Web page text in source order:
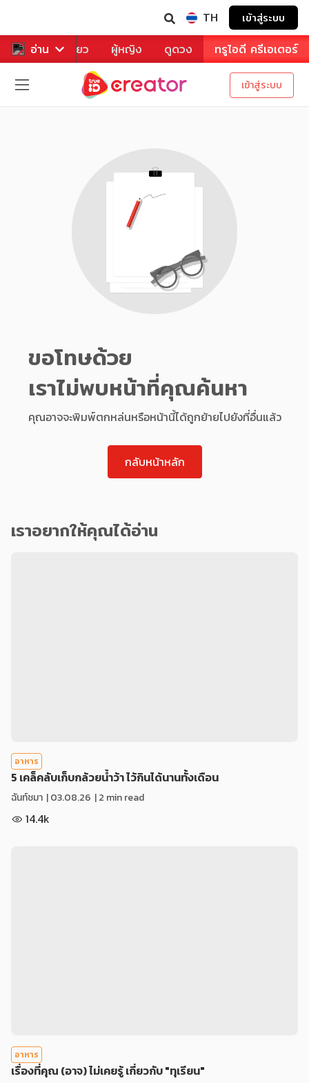
TH เข้าสู่ระบบ
อ่าน
หาร ท่องเที่ยว ผู้หญิง ดูดวง ทรูไอดี ครีเอเตอร์
เข้าสู่ระบบ
ขอโทษด้วย
เราไม่พบหน้าที่คุณค้นหา
คุณอาจจะพิมพ์ตกหล่นหรือหน้านี้ได้ถูกย้ายไปยังที่อื่นแล้ว
กลับหน้าหลัก
เราอยากให้คุณได้อ่าน
อาหาร
5 เคล็คลับเก็บกล้วยน้ำว้า ไว้กินได้นานทั้งเดือน
ฉันท์ชมา |03.08.26 | 2 min read
14.4k
อาหาร
เรื่องที่คุณ (อาจ) ไม่เคยรู้ เกี่ยวกับ "ทุเรียน"